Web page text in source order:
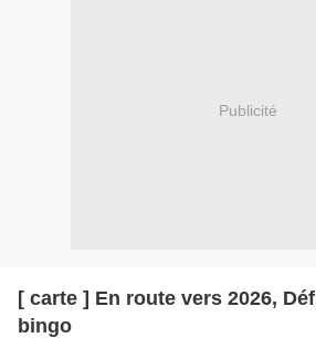
Publicité
[ carte ] En route vers 2026,
bingo